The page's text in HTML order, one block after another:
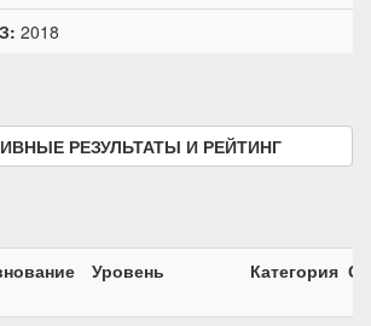
2018
РЕЗУЛЬТАТЫ И РЕЙТИНГ
Уровень Категория